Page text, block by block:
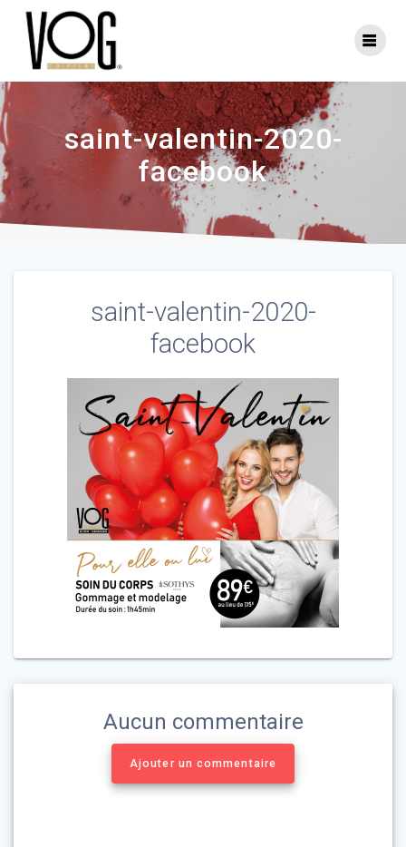
saint-valentin-2020-
facebook
saint-valentin-2020-
facebook
Aucun commentaire
Ajouter un commentaire